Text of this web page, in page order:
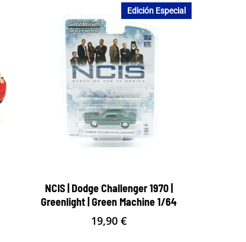
Edición Especial
NCIS | Dodge Challenger 1970 |
Greenlight | Green Machine 1/64
19,90 €